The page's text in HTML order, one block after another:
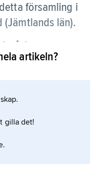
församling i
län).
ingår i
i kuperad
artikeln?
gilla det!